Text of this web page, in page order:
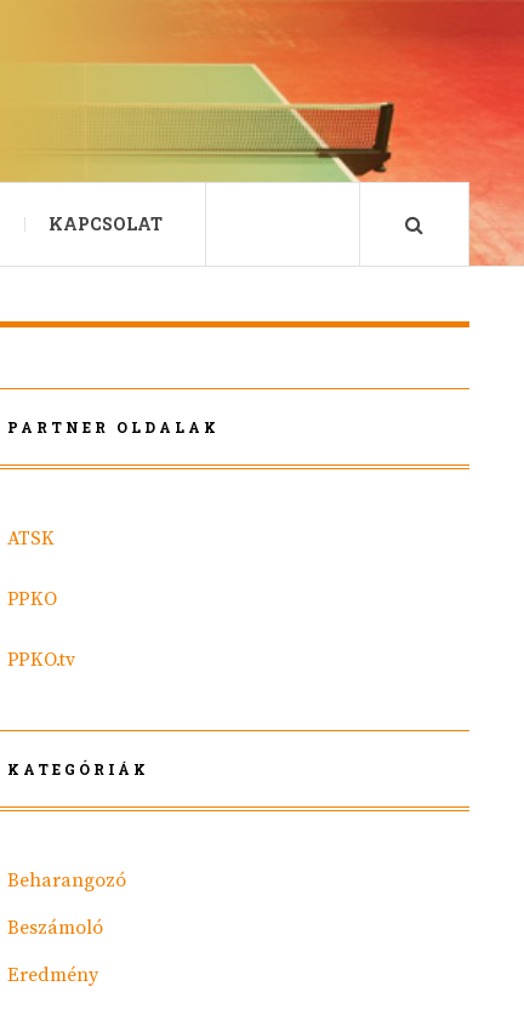
KAPCSOLAT
PARTNER OLDALAK
ATSK
PPKO
PPKO.tv
KATEGÓRIÁK
Beharangozó
Beszámoló
Eredmény